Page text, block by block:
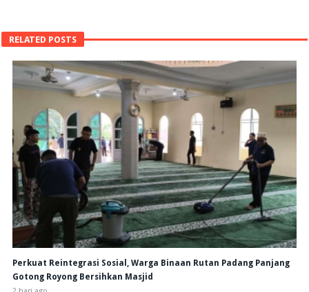
RELATED POSTS
Perkuat Reintegrasi Sosial, Warga Binaan Rutan Padang Panjang
Gotong Royong Bersihkan Masjid